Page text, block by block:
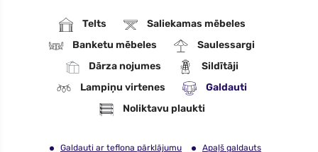
Telts
Saliekamas mēbeles
Banketu mēbeles
Saulessargi
Dārza nojumes
Sildītāji
Lampiņu virtenes
Galdauti
Noliktavu plaukti
Galdauti ar teflona pārklājumu
Apaļš galdauts